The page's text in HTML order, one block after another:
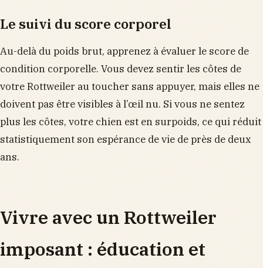
Le suivi du score corporel
Au-delà du poids brut, apprenez à évaluer le score de
condition corporelle. Vous devez sentir les côtes de
votre Rottweiler au toucher sans appuyer, mais elles ne
doivent pas être visibles à l’œil nu. Si vous ne sentez
plus les côtes, votre chien est en surpoids, ce qui réduit
statistiquement son espérance de vie de près de deux
ans.
Vivre avec un Rottweiler
imposant : éducation et